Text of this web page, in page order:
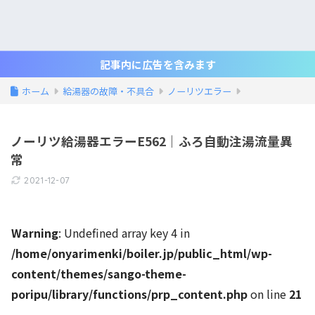
記事内に広告を含みます
ホーム 給湯器の故障・不具合 ノーリツエラー
ノーリツ給湯器エラーE562｜ふろ自動注湯流量異
常
2021-12-07
Warning: Undefined array key 4 in
/home/onyarimenki/boiler.jp/public_html/wp-
content/themes/sango-theme-
poripu/library/functions/prp_content.phpon line 21